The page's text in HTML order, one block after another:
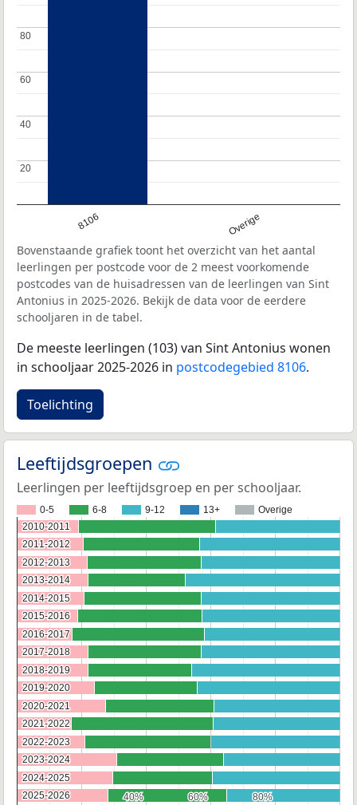
8106 Overige
20
20
40
40
60
60
80
80
Bovenstaande grafiek toont het overzicht van het aantal
leerlingen per postcode voor de 2 meest voorkomende
postcodes van de huisadressen van de leerlingen van Sint
Antonius in 2025-2026. Bekijk de data voor de eerdere
schooljaren in de tabel.
De meeste leerlingen (103) van Sint Antonius wonen
in schooljaar 2025-2026 in postcodegebied 8106.
Toelichting
Leeftijdsgroepen
Leerlingen per leeftijdsgroep en per schooljaar.
0-5 6-8 9-12 13+ Overige
40%
40% 60%
60% 80%
80%
2010-2011
2010-2011
2011-2012
2011-2012
2012-2013
2012-2013
2013-2014
2013-2014
2014-2015
2014-2015
2015-2016
2015-2016
2016-2017
2016-2017
2017-2018
2017-2018
2018-2019
2018-2019
2019-2020
2019-2020
2020-2021
2020-2021
2021-2022
2021-2022
2022-2023
2022-2023
2023-2024
2023-2024
2024-2025
2024-2025
2025-2026
2025-2026